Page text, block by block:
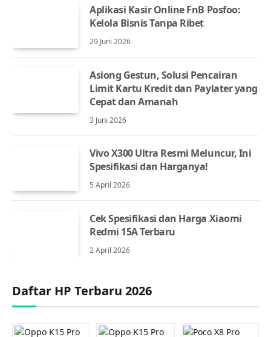
Aplikasi Kasir Online FnB Posfoo:
Kelola Bisnis Tanpa Ribet
29 Juni 2026
Asiong Gestun, Solusi Pencairan
Limit Kartu Kredit dan Paylater yang
Cepat dan Amanah
3 Juni 2026
Vivo X300 Ultra Resmi Meluncur, Ini
Spesifikasi dan Harganya!
5 April 2026
Cek Spesifikasi dan Harga Xiaomi
Redmi 15A Terbaru
2 April 2026
Daftar HP Terbaru 2026